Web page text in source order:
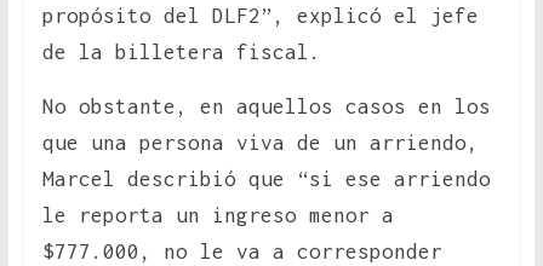
propósito del DLF2”, explicó el jefe
de la billetera fiscal.
No obstante, en aquellos casos en los
que una persona viva de un arriendo,
Marcel describió que “si ese arriendo
le reporta un ingreso menor a
$777.000, no le va a corresponder